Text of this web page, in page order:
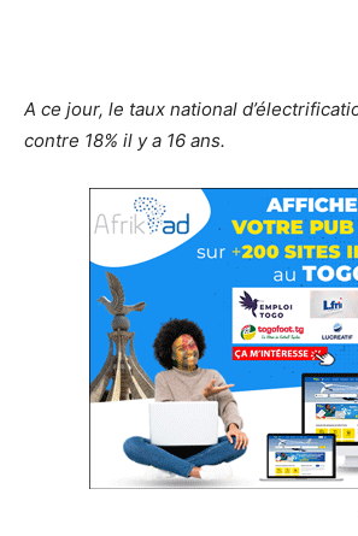
A ce jour, le taux national
contre 18% il y a 16 ans.